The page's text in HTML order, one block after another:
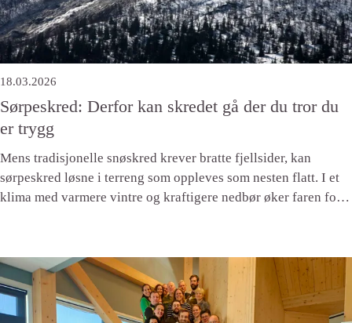
18.03.2026
Sørpeskred: Derfor kan skredet gå der du tror du
er trygg
Mens tradisjonelle snøskred krever bratte fjellsider, kan
sørpeskred løsne i terreng som oppleves som nesten flatt. I et
klima med varmere vintre og kraftigere nedbør øker faren for